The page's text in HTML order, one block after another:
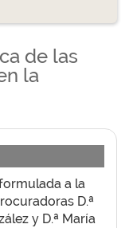
de las
la
a la
D.ª
y D.ª María